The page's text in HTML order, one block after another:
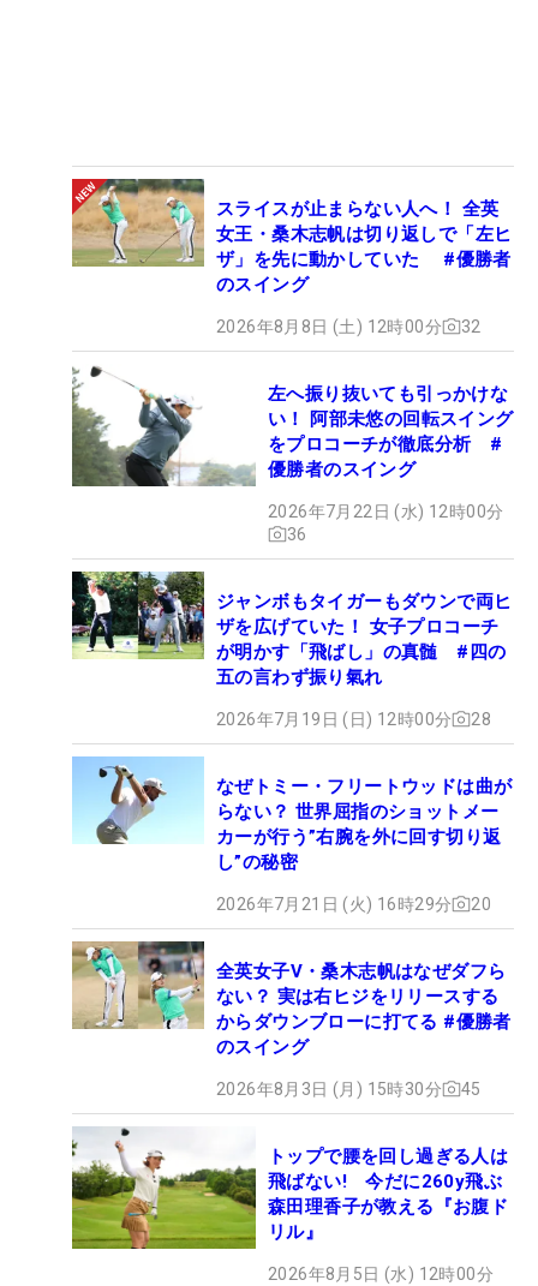
スライスが止まらない人へ！ 全英
女王・桑木志帆は切り返しで「左ヒ
ザ」を先に動かしていた #優勝者
のスイング
2026年8月8日 (土) 12時00分 32
左へ振り抜いても引っかけな
い！ 阿部未悠の回転スイング
をプロコーチが徹底分析 #
優勝者のスイング
2026年7月22日 (水) 12時00分
36
ジャンボもタイガーもダウンで両ヒ
ザを広げていた！ 女子プロコーチ
が明かす「飛ばし」の真髄 #四の
五の言わず振り氣れ
2026年7月19日 (日) 12時00分 28
なぜトミー・フリートウッドは曲が
らない？ 世界屈指のショットメー
カーが行う”右腕を外に回す切り返
し”の秘密
2026年7月21日 (火) 16時29分 20
全英女子V・桑木志帆はなぜダフら
ない？ 実は右ヒジをリリースする
からダウンブローに打てる #優勝者
のスイング
2026年8月3日 (月) 15時30分 45
トップで腰を回し過ぎる人は
飛ばない! 今だに260y飛ぶ
森田理香子が教える『お腹ド
リル』
2026年8月5日 (水) 12時00分